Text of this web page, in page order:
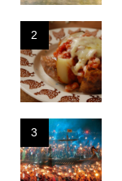
2
3